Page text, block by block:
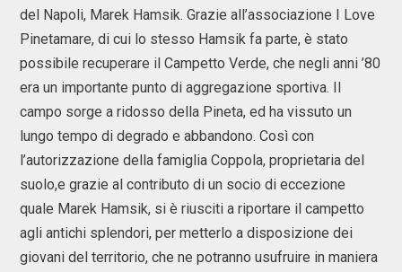
del Napoli, Marek Hamsik. Grazie all’associazione I Love
Pinetamare, di cui lo stesso Hamsik fa parte, è stato
possibile recuperare il Campetto Verde, che negli anni ’80
era un importante punto di aggregazione sportiva. Il
campo sorge a ridosso della Pineta, ed ha vissuto un
lungo tempo di degrado e abbandono. Così con
l’autorizzazione della famiglia Coppola, proprietaria del
suolo,e grazie al contributo di un socio di eccezione
quale Marek Hamsik, si è riusciti a riportare il campetto
agli antichi splendori, per metterlo a disposizione dei
giovani del territorio, che ne potranno usufruire in maniera